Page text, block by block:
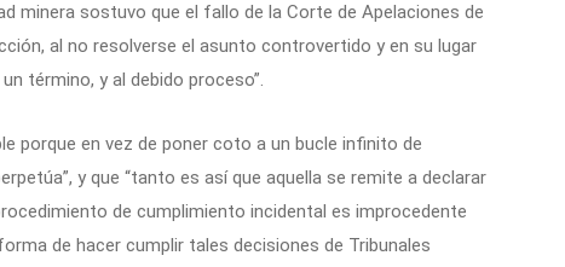
minera sostuvo que el fallo de la Corte de Apelaciones de
al no resolverse el asunto controvertido y en su lugar
término, y al debido proceso”.
porque en vez de poner coto a un bucle infinito de
y que “tanto es así que aquella se remite a declarar
de cumplimiento incidental es improcedente
de hacer cumplir tales decisiones de Tribunales